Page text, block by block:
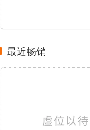
最近畅销